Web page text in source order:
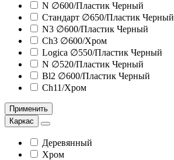
N ∅600/Пластик Черный
Стандарт ∅650/Пластик Черный
N3 ∅600/Пластик Черный
Ch3 ∅600/Хром
Logica ∅550/Пластик Черный
N ∅520/Пластик Черный
Bl2 ∅600/Пластик Черный
Ch11/Хром
Применить
Каркас
Деревянный
Хром